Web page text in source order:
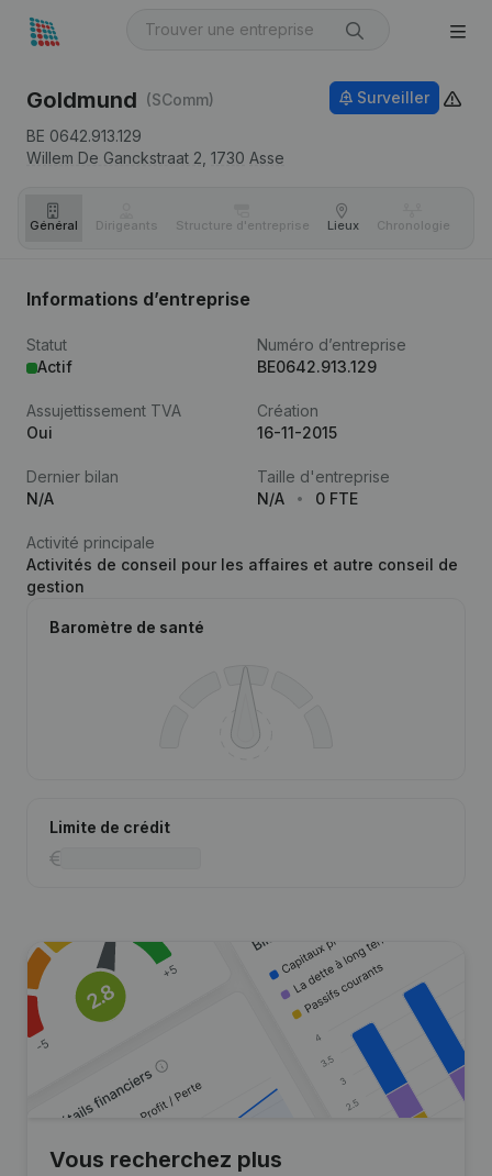
Goldmund (SComm)
BE 0642.913.129
Willem De Ganckstraat 2, 1730 Asse
Surveiller
Général Dirigeants Structure d'entreprise Lieux Chronologie
Informations d’entreprise
Statut
Actif
Numéro d’entreprise
BE0642.913.129
Assujettissement TVA
Oui
Création
16-11-2015
Dernier bilan
N/A
Taille d'entreprise
N/A
0 FTE
Activité principale
Activités de conseil pour les affaires et autre conseil de
gestion
Baromètre de santé
Limite de crédit
Vous recherchez plus